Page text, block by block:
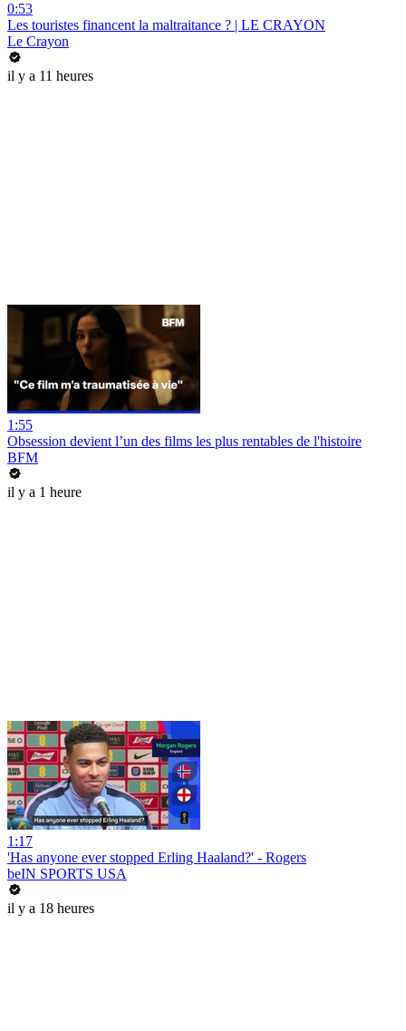
0:53
Les touristes financent la maltraitance ? | LE CRAYON
Le Crayon
il y a 11 heures
1:55
Obsession devient l’un des films les plus rentables de l'histoire
BFM
il y a 1 heure
1:17
'Has anyone ever stopped Erling Haaland?' - Rogers
beIN SPORTS USA
il y a 18 heures